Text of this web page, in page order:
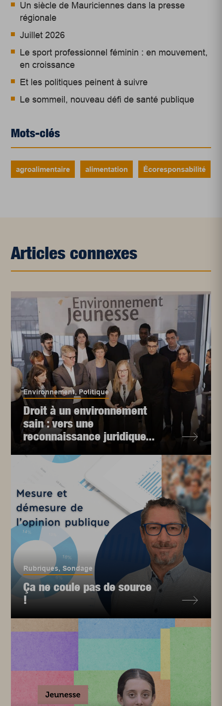
Un siècle de Mauriciennes dans la presse
régionale
Juillet 2026
Le sport professionnel féminin : en mouvement,
en croissance
Et les politiques peinent à suivre
Le sommeil, nouveau défi de santé publique
Mots-clés
agroalimentaire alimentation Écoresponsabilité
Articles connexes
Environnement,Politique
Droit à un environnement
sain : vers une
reconnaissance juridique...
Rubriques,Sondage
Ça ne coule pas de source
!